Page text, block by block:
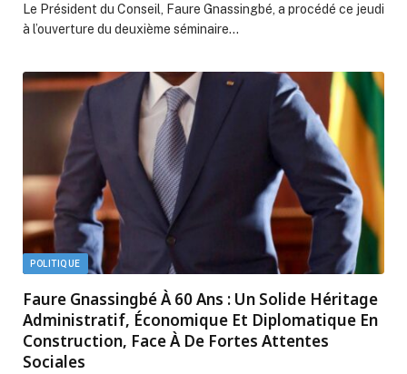
Le Président du Conseil, Faure Gnassingbé, a procédé ce jeudi
à l’ouverture du deuxième séminaire…
POLITIQUE
Faure Gnassingbé À 60 Ans : Un Solide Héritage
Administratif, Économique Et Diplomatique En
Construction, Face À De Fortes Attentes
Sociales